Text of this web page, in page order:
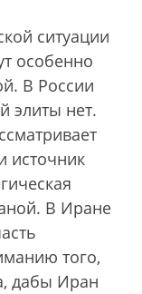
ситуации
особенно
В России
элиты нет.
источник
В Иране
того,
дабы Иран